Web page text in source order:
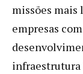
missões mais
empresas
infraestrutura